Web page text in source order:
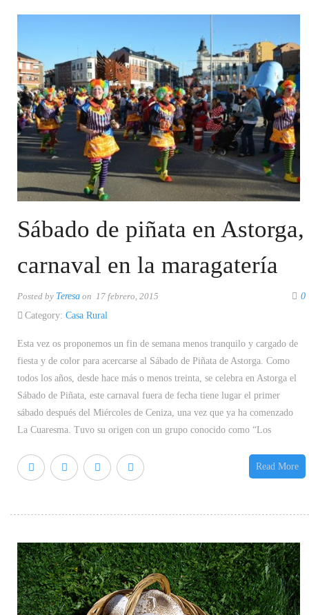
Sábado de piñata en Astorga,
carnaval en la maragatería
Posted by Teresa on 17 febrero, 2015
0
Category: Casa Rural
Esta vez os proponemos un fin de semana menos tranquilo y cargado de
fiesta y de color para acercarse al Sábado de Piñata de Astorga. Como
todos los años, desde hace más o menos treinta, se celebra en Astorga el
Sábado de Piñata, este carnaval fuera de fecha tiene lugar el primer
sábado después del Miércoles de Ceniza, una vez que ya ha comenzado
La Cuaresma. Tuvo su origen con un grupo conocido como “Los
Read More